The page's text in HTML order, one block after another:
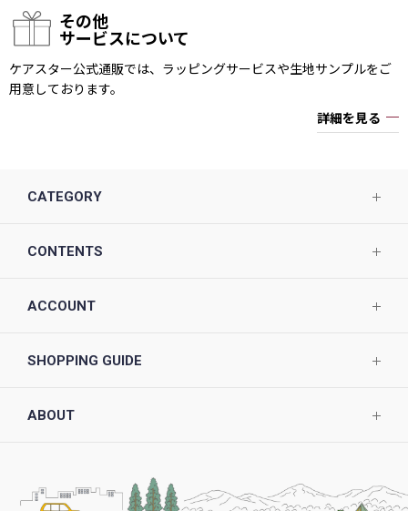
その他
サービスについて
ケアスター公式通販では、ラッピングサービスや生地サンプルをご
用意しております。
詳細を見る
CATEGORY
CONTENTS
ACCOUNT
SHOPPING GUIDE
ABOUT